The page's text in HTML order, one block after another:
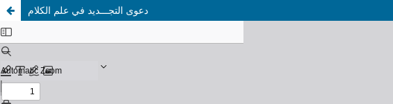
دعوى التجـــديد في علم الكلام